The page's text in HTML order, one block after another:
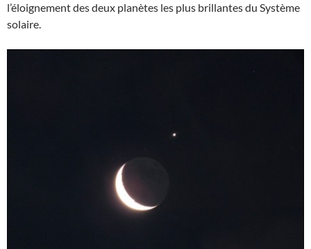
l’éloignement des deux planètes les plus brillantes du Système
solaire.